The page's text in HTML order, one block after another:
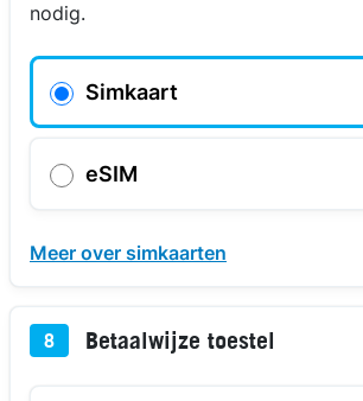
nodig.
Simkaart
eSIM
Meer over simkaarten
8 Betaalwijze toestel